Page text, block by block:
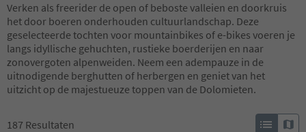
Verken als freerider de open of beboste valleien en doorkruis
het door boeren onderhouden cultuurlandschap. Deze
geselecteerde tochten voor mountainbikes of e-bikes voeren je
langs idyllische gehuchten, rustieke boerderijen en naar
zonovergoten alpenweiden. Neem een adempauze in de
uitnodigende berghutten of herbergen en geniet van het
uitzicht op de majestueuze toppen van de Dolomieten.
187 Resultaten